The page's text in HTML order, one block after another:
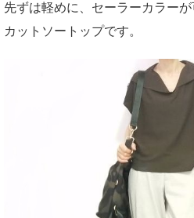
先ずは軽めに、セーラーカラー
カットソートップです。